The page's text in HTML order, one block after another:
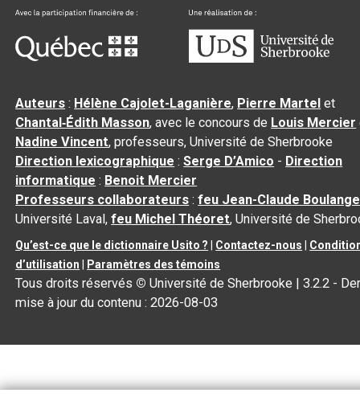
Auteurs : Hélène Cajolet-Laganière, Pierre Martel et
Chantal‑Édith Masson, avec le concours de Louis Mercier
Nadine Vincent, professeurs, Université de Sherbrooke
Direction lexicographique :Serge D’Amico - Direction
informatique : Benoit Mercier
Professeurs collaborateurs :feu Jean-Claude
Université Laval,feu Michel Théoret, Université de
Qu’est-ce que le dictionnaire Usito ? Contactez-nous
d’utilisation
Paramètres des témoins
Tous droits réservés © Université de Sherbrooke |3.2.2 -
mise à jour du contenu :2026-08-03